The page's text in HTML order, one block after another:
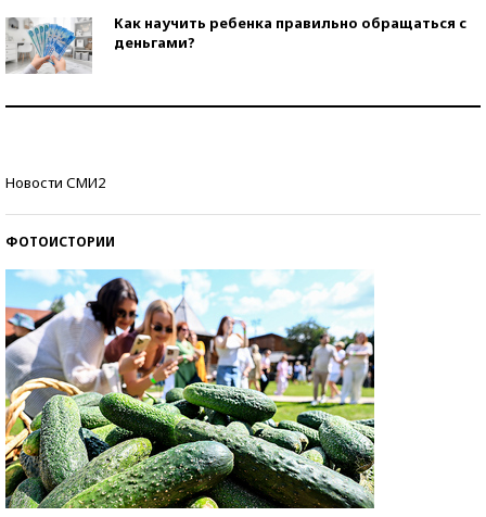
Как научить ребенка правильно обращаться с
деньгами?
Новости СМИ2
ФОТОИСТОРИИ